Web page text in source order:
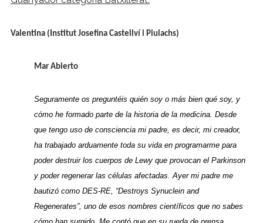
Valentina (Institut Josefina Castellví i Piulachs)
Mar Abierto
Seguramente os preguntéis quién soy o más bien qué soy, y
cómo he formado parte de la historia de la medicina. Desde
que tengo uso de consciencia mi padre, es decir, mi creador,
ha trabajado arduamente toda su vida en programarme para
poder destruir los cuerpos de Lewy que provocan el Parkinson
y poder regenerar las células afectadas. Ayer mi padre me
bautizó como DES-RE, “Destroys Synuclein and
Regenerates”, uno de esos nombres científicos que no sabes